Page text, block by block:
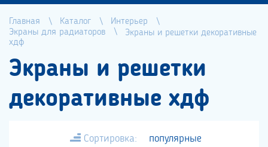
Главная Каталог
Интерьер
Экраны для радиаторов
Экраны и решетки декоративные
хдф
Экраны и решетки
декоративные хдф
Сортировка: популярные